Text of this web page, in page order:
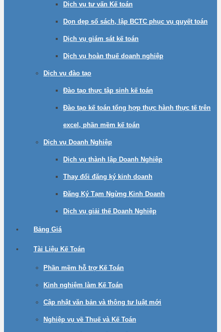
Dịch vụ tư vấn Kế toán
Dọn dẹp sổ sách, lập BCTC phục vụ quyết toán
Dịch vụ giám sát kế toán
Dịch vụ hoàn thuế doanh nghiệp
Dịch vụ đào tạo
Đào tạo thực tập sinh kế toán
Đào tạo kế toán tổng hợp thực hành thực tế trên
excel, phần mềm kế toán
Dịch vụ Doanh Nghiệp
Dịch vụ thành lập Doanh Nghiệp
Thay đổi đăng ký kinh doanh
Đăng Ký Tạm Ngừng Kinh Doanh
Dịch vụ giải thế Doanh Nghiệp
Bảng Giá
Tài Liệu Kế Toán
Phần mềm hỗ trợ Kế Toán
Kinh nghiệm làm Kế Toán
Cập nhật văn bản và thông tư luật mới
Nghiệp vụ về Thuế và Kế Toán